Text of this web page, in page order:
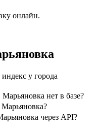
онлайн.
у города
нет в базе?
Марьяновка?
через API?